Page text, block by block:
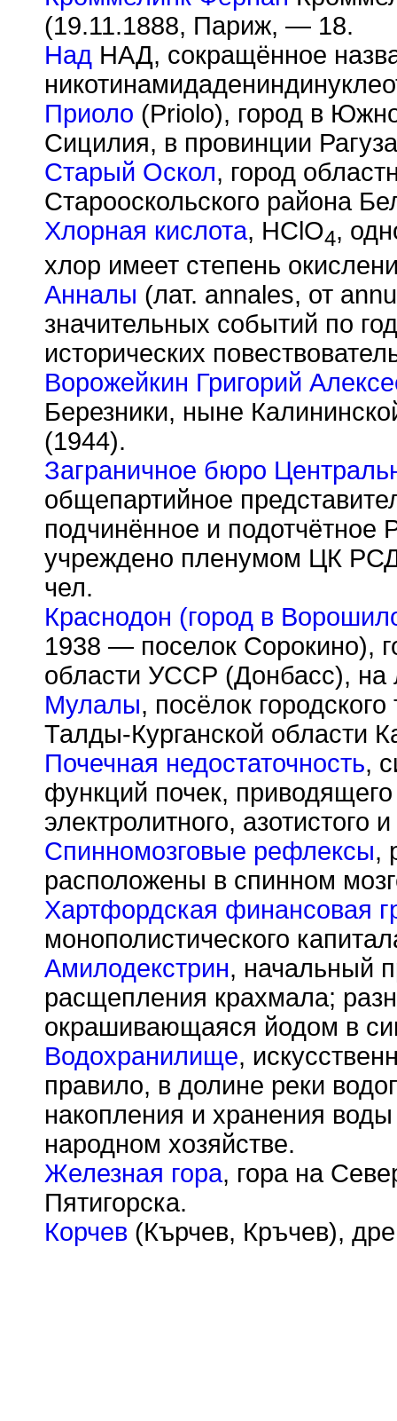
(19.11.1888, Париж, — 18.
Над НАД, сокращённое
Приоло (Priolo), город в
Сицилия, в провинции
Старый Оскол, город
Старооскольского района
Хлорная кислота, HClO4,
хлор имеет степень
Анналы (лат. annales, от
значительных событий по
исторических
Ворожейкин Григорий
Березники, ныне
(1944).
Заграничное бюро
общепартийное
подчинённое и
учреждено пленумом ЦК
чел.
Краснодон (город в
1938 — поселок Сорокино),
области УССР (Донбасс), на
Мулалы, посёлок
Талды-Курганской области
Почечная недостаточность,
функций почек, приводящего
электролитного, азотистого
Спинномозговые рефлексы,
расположены в спинном
Хартфордская финансовая
монополистического
Амилодекстрин, начальный
расщепления крахмала;
окрашивающаяся йодом в
Водохранилище,
правило, в долине реки
накопления и хранения
народном хозяйстве.
Железная гора, гора на
Пятигорска.
Корчев (Кърчев, Кръчев),